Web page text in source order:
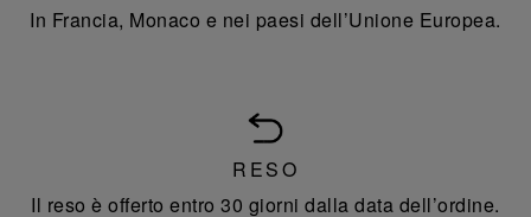
In Francia, Monaco e nei paesi dell’Unione Europea.
RESO
Il reso è offerto entro 30 giorni dalla data dell’ordine.